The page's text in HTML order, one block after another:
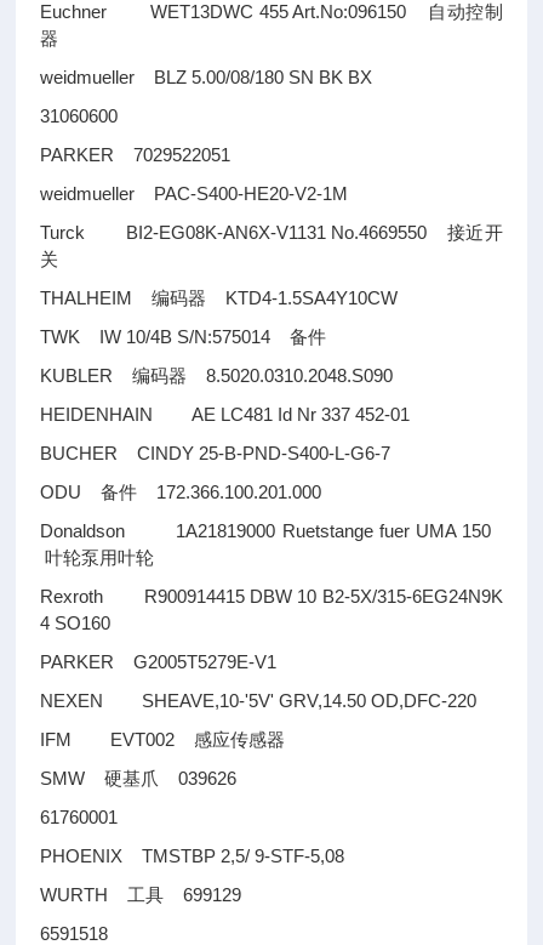
Euchner WET13DWC 455 Art.No:096150
自动控制
器
weidmueller BLZ 5.00/08/180 SN BK BX
31060600
PARKER 7029522051
weidmueller PAC-S400-HE20-V2-1M
Turck BI2-EG08K-AN6X-V1131 No.4669550接近开
关
THALHEIM编码器
KTD4-1.5SA4Y10CW
TWK IW 10/4B S/N:575014备件
KUBLER编码器
8.5020.0310.2048.S090
HEIDENHAIN AE LC481 Id Nr 337 452-01
BUCHER CINDY 25-B-PND-S400-L-G6-7
ODU备件 172.366.100.201.000
Donaldson 1A21819000 Ruetstange fuer UMA 150
叶轮泵用叶轮
Rexroth R900914415 DBW 10 B2-5X/315-6EG24N9K
4 SO160
PARKER G2005T5279E-V1
NEXEN SHEAVE,10-'5V' GRV,14.50 OD,DFC-220
IFM EVT002感应传感器
SMW硬基爪
039626
61760001
PHOENIX TMSTBP 2,5/ 9-STF-5,08
WURTH 工具 699129
6591518